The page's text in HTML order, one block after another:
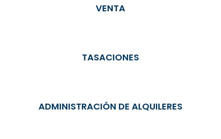
VENTA
TASACIONES
ADMINISTRACIÓN DE ALQUILERES